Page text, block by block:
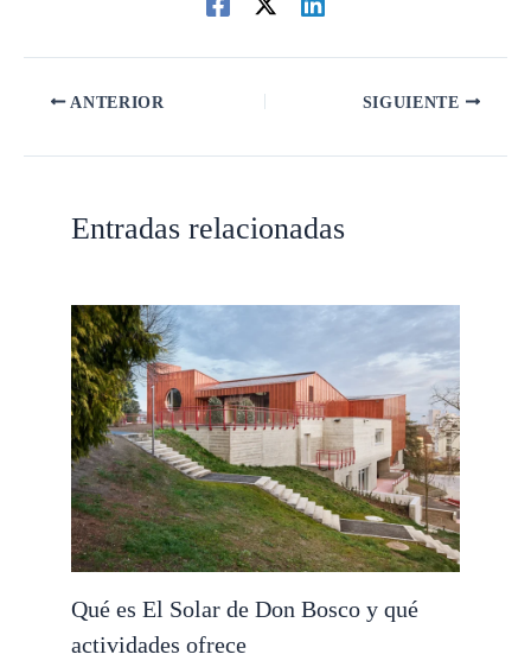
ANTERIOR SIGUIENTE
Entradas relacionadas
Qué es El Solar de Don Bosco y qué
actividades ofrece